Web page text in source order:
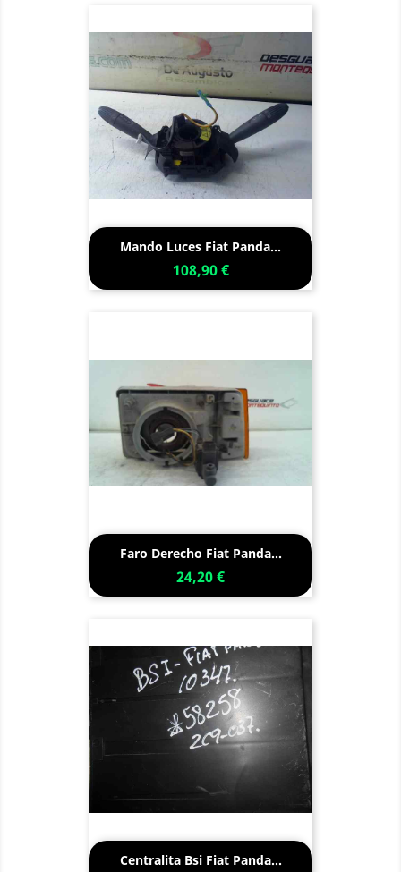
Mando Luces Fiat Panda...
108,90 €
Faro Derecho Fiat Panda...
24,20 €
Centralita Bsi Fiat Panda...